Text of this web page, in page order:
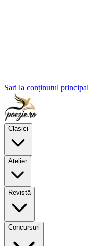
Sari la conținutul principal
Clasici
Atelier
Revistă
Concursuri